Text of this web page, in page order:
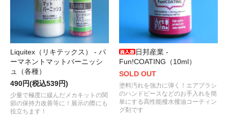
Liquitex（リキテックス） - パ
ーマネントマットバーニッシ
ュ（各種）
490円(税込539円)
少量で極度に緩んだメカキットの関
節の保持力改善等に！展示の際にも
役立ちます！
日邦産業 -
Fun!COATING（10ml）
SOLD OUT
塗料汚れを強力に弾く！エアブラシ
のハンドピースなどのお手入れを簡
単にする高性能撥水撥油コーティン
グ剤です